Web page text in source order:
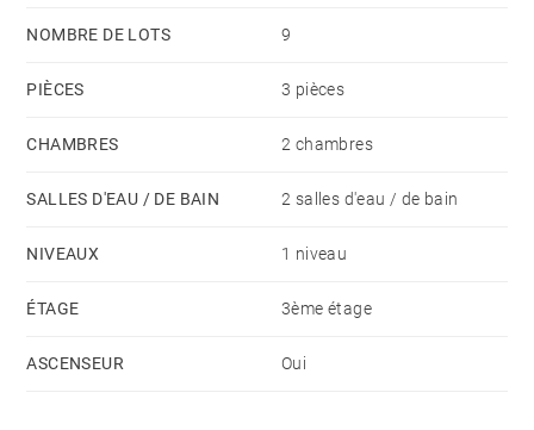
NOMBRE DE LOTS 9
PIÈCES 3 pièces
CHAMBRES 2 chambres
SALLES D'EAU / DE BAIN 2 salles d'eau / de bain
NIVEAUX 1 niveau
ÉTAGE 3ème étage
ASCENSEUR Oui